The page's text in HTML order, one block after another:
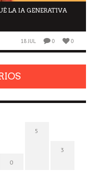
LA IA GENERATIVA
18 JUL 0 0
0
5
3